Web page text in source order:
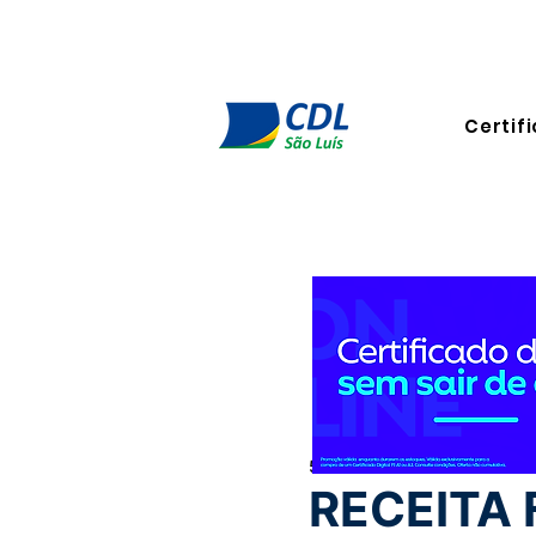
RECEITA
5 de mar. de 2024 1 min de